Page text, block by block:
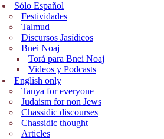
Sólo Español
Festividades
Talmud
Discursos Jasídicos
Bnei Noaj
Torá para Bnei Noaj
Videos y Podcasts
English only
Tanya for everyone
Judaism for non Jews
Chassidic discourses
Chassidic thought
Articles